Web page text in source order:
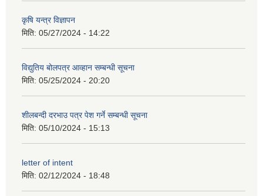
कृषि यन्त्र विज्ञापन
मिति: 05/27/2024 - 14:22
विद्युतिय बोलपत्र आव्हान सम्बन्धी सूचना
मिति: 05/25/2024 - 20:20
शीलबन्दी दरभाउ पत्र पेश गर्ने सम्बन्धी सूचना
मिति: 05/10/2024 - 15:13
letter of intent
मिति: 02/12/2024 - 18:48